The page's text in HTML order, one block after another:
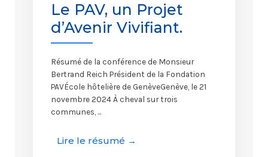
Le PAV, un Projet
d’Avenir Vivifiant.
Résumé de la conférence de Monsieur
Bertrand Reich Président de la Fondation
PAVÉcole hôtelière de GenèveGenève, le 21
novembre 2024 À cheval sur trois
communes, ...
Lire le résumé →